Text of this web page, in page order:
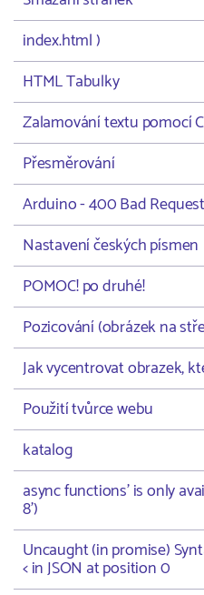
index.html )
HTML Tabulky
Zalamování textu pomocí
Přesměrování
Arduino - 400 Bad Request
Nastavení českých písmen
POMOC! po druhé!
Pozicování (obrázek na
Jak vycentrovat obrazek,
Použití tvůrce webu
katalog
async functions' is only
8')
Uncaught (in promise)
< in JSON at position 0